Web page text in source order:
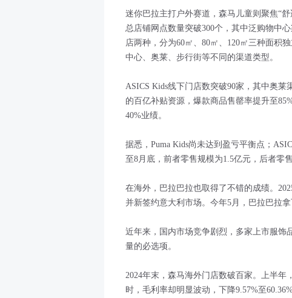
迷你巴拉主打户外赛道，森马儿童则聚焦“
总店铺网点数量突破300个，其中泛购物中
店两种，分为60㎡、80㎡、120㎡三种面积
中心、奥莱、步行街等不同的渠道类型。
ASICS Kids线下门店数突破90家，其中奥
的百亿补贴资源，爆款商品售罄率提升至
40%业绩。
据悉，Puma Kids尚未达到盈亏平衡点；
至8月底，前者零售规模为1.5亿元，后者零
在海外，巴拉巴拉也取得了不错的成绩。
并新签约意大利市场。今年5月，巴拉巴拉
近年来，国内市场竞争剧烈，多家上市服饰
量的必选项。
2024年末，森马海外门店数破百家。上半年
时，毛利率却明显波动，下降9.57%至